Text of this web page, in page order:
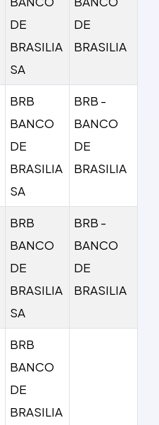
DE
BRASILIA
SA
DE
BRASILIA
BRB
BANCO
DE
BRASILIA
SA
BRB -
BANCO
DE
BRASILIA
BRB
BANCO
DE
BRASILIA
SA
BRB -
BANCO
DE
BRASILIA
BRB
BANCO
DE
BRASILIA